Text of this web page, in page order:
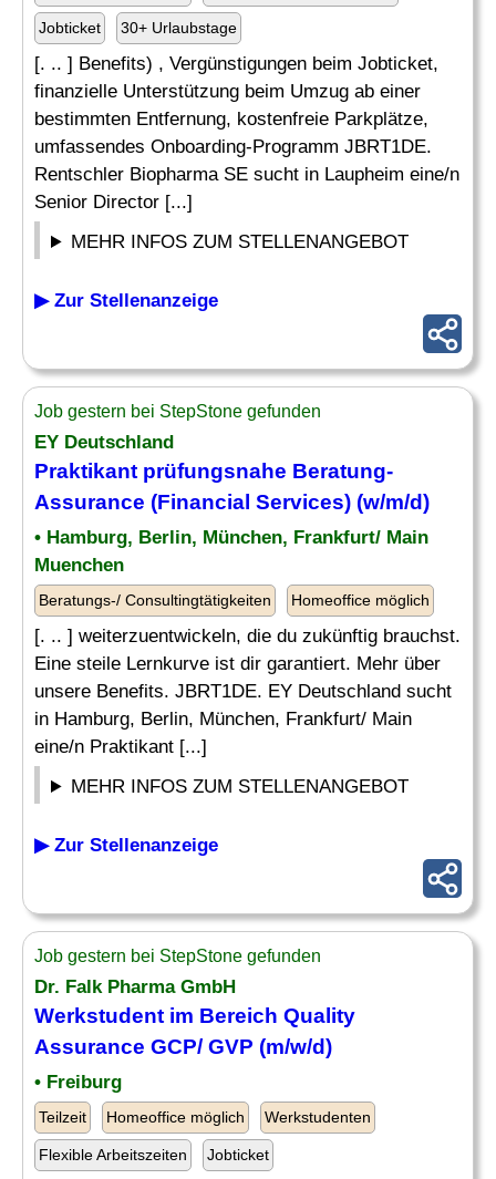
Jobticket 30+ Urlaubstage
[. .. ] Benefits) , Vergünstigungen beim Jobticket,
finanzielle Unterstützung beim Umzug ab einer
bestimmten Entfernung, kostenfreie Parkplätze,
umfassendes Onboarding-Programm JBRT1DE.
Rentschler Biopharma SE sucht in Laupheim eine/n
Senior Director [...]
MEHR INFOS ZUM STELLENANGEBOT
▶ Zur Stellenanzeige
Job gestern bei StepStone gefunden
EY Deutschland
Praktikant prüfungsnahe Beratung-
Assurance (Financial Services) (w/m/d)
• Hamburg, Berlin, München, Frankfurt/ Main
Muenchen
Beratungs-/ Consultingtätigkeiten Homeoffice möglich
[. .. ] weiterzuentwickeln, die du zukünftig brauchst.
Eine steile Lernkurve ist dir garantiert. Mehr über
unsere Benefits. JBRT1DE. EY Deutschland sucht
in Hamburg, Berlin, München, Frankfurt/ Main
eine/n Praktikant [...]
MEHR INFOS ZUM STELLENANGEBOT
▶ Zur Stellenanzeige
Job gestern bei StepStone gefunden
Dr. Falk Pharma GmbH
Werkstudent im Bereich Quality
Assurance GCP/ GVP (m/w/d)
• Freiburg
Teilzeit Homeoffice möglich Werkstudenten
Flexible Arbeitszeiten Jobticket